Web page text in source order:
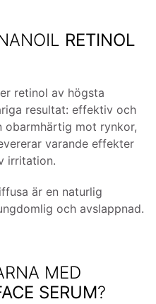
RETINOL
retinol av högsta
resultat: effektiv och
obarmhärtig mot rynkor,
varande effekter
irritation.
är en naturlig
och avslappnad.
MED
SERUM?